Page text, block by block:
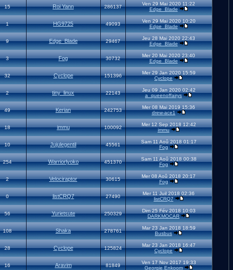
15 Roi Yann 286137
Ven 29 Mai 2020 11:22
Edge_Blade
1 HG9725 49093
Ven 29 Mai 2020 10:20
Edge_Blade
9 Edge_Blade 29467
Jeu 28 Mai 2020 22:43
Edge_Blade
3 Fog 30732
Mer 20 Mai 2020 23:40
Edge_Blade
32 Cyclope 151396
Mer 29 Jan 2020 15:59
Cyclope
2 tiny_linux 22143
Jeu 09 Jan 2020 02:42
a_queenoffairys
49 Kerian 242753
Mer 08 Mai 2019 15:36
drew-ace1
18 immu 100092
Mer 12 Sep 2018 12:42
immu
10 Jujulegentil 45561
Sam 11 Aoû 2018 01:17
Fog
254 Warriorlyoko 451370
Sam 11 Aoû 2018 00:38
Fog
2 Velociraptor 30615
Mer 08 Aoû 2018 20:17
Fog
0 listCRQ7 27490
Mer 11 Juil 2018 02:36
listCRQ7
56 Yurietsute 250329
Dim 25 Fév 2018 10:03
DARKMOCAR
108 Shaka 278761
Mar 23 Jan 2018 18:59
Busbus
28 Cyclope 125824
Mar 23 Jan 2018 16:47
Cyclope
16 Aravim 81849
Ven 17 Nov 2017 19:33
Georgie Enkoom